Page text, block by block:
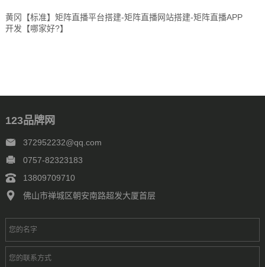
黄冈【标准】矩阵直播平台搭建-矩阵直播网站搭建-矩阵直播APP
开发【哪家好?】
123品牌网
372952232@qq.com
0757-82323183
13809709710
佛山市禅城区朝安南路超发大厦首层